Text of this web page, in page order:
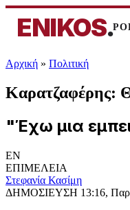
ENIKOS.
Αρχική » Πολιτική
Καρατζαφέρης:
"Έχω μια
EN
ΕΠΙΜΕΛΕΙΑ
Στεφανία Κασίμη
ΔΗΜΟΣΙΕΥΣΗ 13:16,